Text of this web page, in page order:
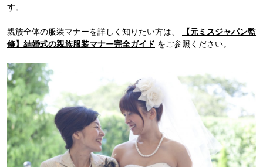
す。
親族全体の服装マナーを詳しく知りたい方は、
【元ミスジャパン監
修】結婚式の親族服装マナー完全ガイド をご参照ください。